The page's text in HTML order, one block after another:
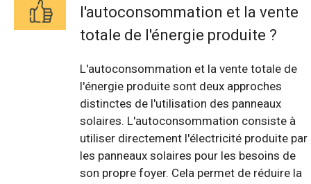
l'autoconsommation et la vente
totale de l'énergie produite ?
L'autoconsommation et la vente totale de
l'énergie produite sont deux approches
distinctes de l'utilisation des panneaux
solaires. L'autoconsommation consiste à
utiliser directement l'électricité produite par
les panneaux solaires pour les besoins de
son propre foyer. Cela permet de réduire la